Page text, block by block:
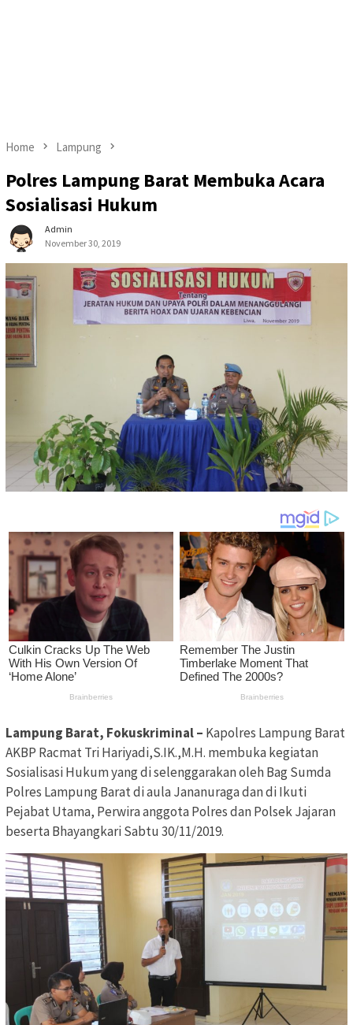
Home Lampung
Polres Lampung Barat Membuka Acara
Sosialisasi Hukum
Admin
November 30, 2019
Lampung Barat, Fokuskriminal – Kapolres Lampung Barat
AKBP Racmat Tri Hariyadi,S.IK.,M.H. membuka kegiatan
Sosialisasi Hukum yang di selenggarakan oleh Bag Sumda
Polres Lampung Barat di aula Jananuraga dan di Ikuti
Pejabat Utama, Perwira anggota Polres dan Polsek Jajaran
beserta Bhayangkari Sabtu 30/11/2019.